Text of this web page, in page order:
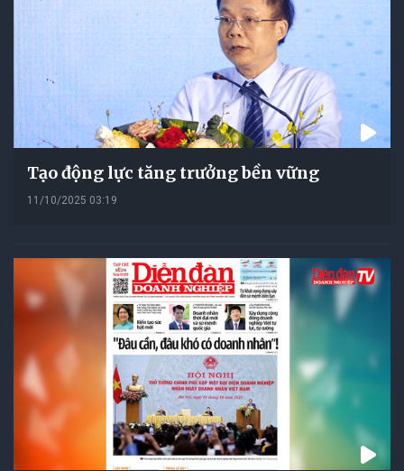
Tạo động lực tăng trưởng bền vững
11/10/2025 03:19